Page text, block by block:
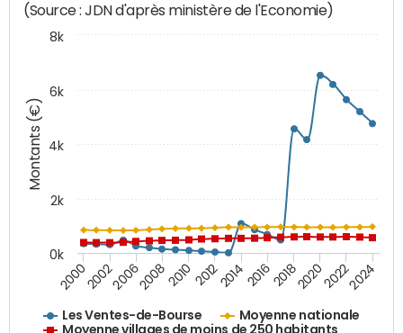
Montants (€)
(Source : JDN d'après ministère de l'Economie)
Les Ventes-de-Bourse
Moyenne nationale
Moyenne villages de moins de 250 habitants
20002002200620082010 2012201420162018202020222024
0k
2k
4k
6k
8k